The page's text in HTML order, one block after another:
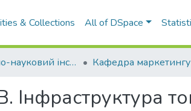
& Collections All of DSpace
Навчально-науковий інститут економіки, управління, права та інформаційних технологій Кафедра маркетингу
Інфраструктура